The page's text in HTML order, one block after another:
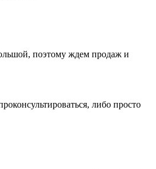
поэтому ждем продаж и
либо просто